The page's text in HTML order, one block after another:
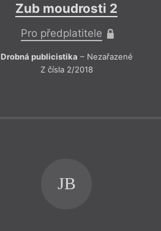
Zub moudrosti 2
Pro předplatitele
Drobná publicistika – Nezařazené
Z čísla 2/2018
JB